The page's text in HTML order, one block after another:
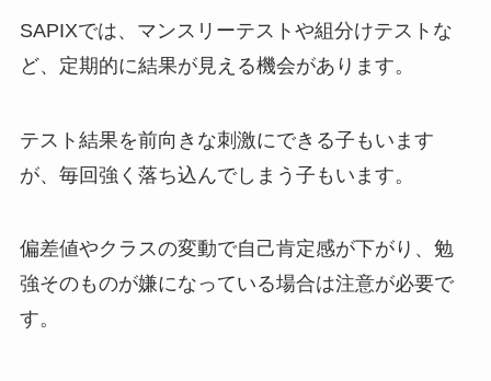
SAPIXでは、マンスリーテストや組分けテストな
ど、定期的に結果が見える機会があります。
テスト結果を前向きな刺激にできる子もいます
が、毎回強く落ち込んでしまう子もいます。
偏差値やクラスの変動で自己肯定感が下がり、勉
強そのものが嫌になっている場合は注意が必要で
す。